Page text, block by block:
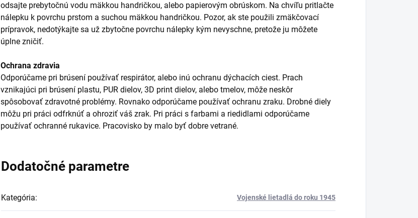
odsajte prebytočnú vodu mäkkou handričkou, alebo papierovým obrúskom. Na chvíľu pritlačte
nálepku k povrchu prstom a suchou mäkkou handričkou. Pozor, ak ste použili zmäkčovací
prípravok, nedotýkajte sa už zbytočne povrchu nálepky kým nevyschne, pretože ju môžete
úplne zničiť.
Ochrana zdravia
Odporúčame pri brúsení používať respirátor, alebo inú ochranu dýchacích ciest. Prach
vznikajúci pri brúsení plastu, PUR dielov, 3D print dielov, alebo tmelov, môže neskôr
spôsobovať zdravotné problémy. Rovnako odporúčame používať ochranu zraku. Drobné diely
môžu pri práci odfrknúť a ohroziť váš zrak. Pri práci s farbami a riedidlami odporúčame
používať ochranné rukavice. Pracovisko by malo byť dobre vetrané.
Dodatočné parametre
Kategória: Vojenské lietadlá do roku 1945